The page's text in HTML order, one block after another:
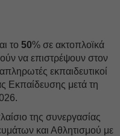
το 50% σε ακτοπλοϊκά
να επιστρέψουν στον
εκπαιδευτικοί
Εκπαίδευσης μετά τη
της συνεργασίας
και Αθλητισμού με